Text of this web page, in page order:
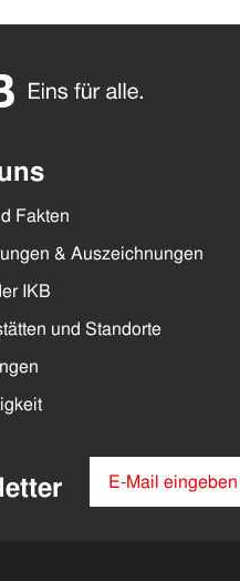
Fakten
& Auszeichnungen
IKB
und Standorte